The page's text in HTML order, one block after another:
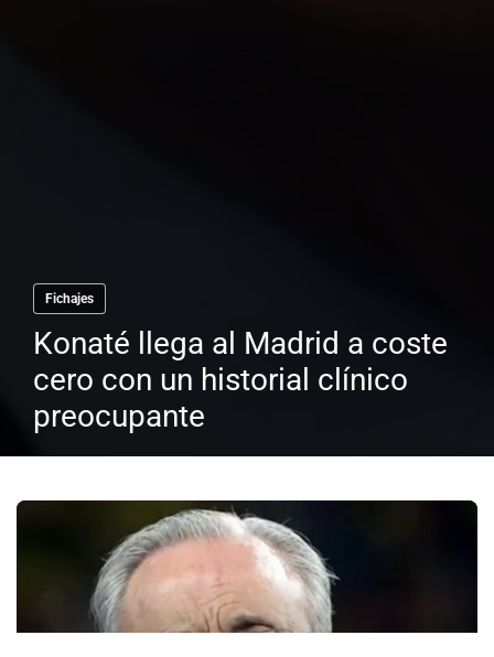
Fichajes
Konaté llega al Madrid a coste
cero con un historial clínico
preocupante